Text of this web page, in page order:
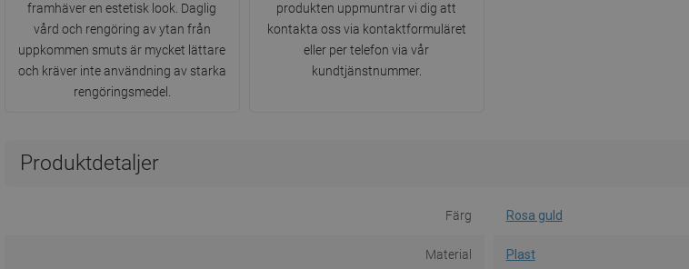
framhäver en estetisk look. Daglig
vård och rengöring av ytan från
uppkommen smuts är mycket lättare
och kräver inte användning av starka
rengöringsmedel.
produkten uppmuntrar vi dig att
kontakta oss via kontaktformuläret
eller per telefon via vår
kundtjänstnummer.
Produktdetaljer
Färg Rosa guld
Material Plast